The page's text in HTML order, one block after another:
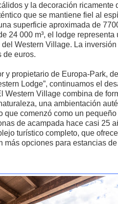
y la decoración ricamente
que se mantiene fiel al
superficie aproximada de
24 000 m³, el lodge representa
Western Village. La
de euros.
y propietario de Europa-Park,
Lodge”, continuamos el
Western Village combina de
una ambientación
que comenzó como un
de acampada hace casi 25
turístico completo, que
más opciones para estancias